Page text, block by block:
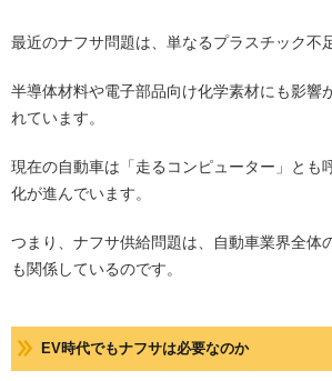
最近のナフサ問題は、単なるプラスチック不
半導体材料や電子部品向け化学素材にも影響
れています。
現在の自動車は「走るコンピューター」とも
化が進んでいます。
つまり、ナフサ供給問題は、自動車業界全体
も関係しているのです。
EV時代でもナフサは必要なのか